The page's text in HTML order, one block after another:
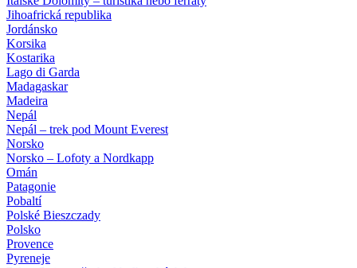
Jihoafrická republika
Jordánsko
Korsika
Kostarika
Lago di Garda
Madagaskar
Madeira
Nepál
Nepál – trek pod Mount Everest
Norsko
Norsko – Lofoty a Nordkapp
Omán
Patagonie
Pobaltí
Polské Bieszczady
Polsko
Provence
Pyreneje